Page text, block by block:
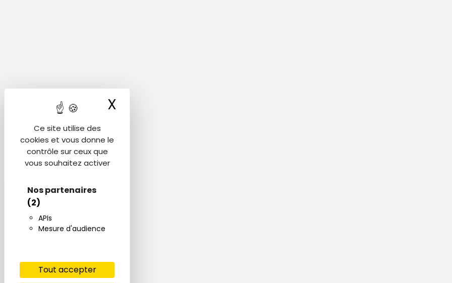
Ce site utilise des
cookies et vous donne le
contrôle sur ceux que
vous souhaitez activer
Nos partenaires
(2)
APIs
Mesure d'audience
Tout accepter
X